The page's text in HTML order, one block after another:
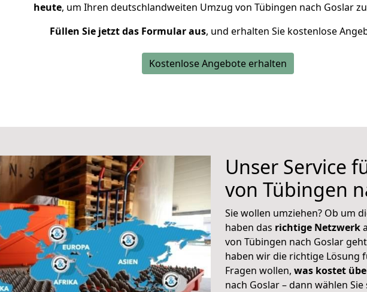
heute, um Ihren deutschlandweiten Umzug von Tübingen nach Goslar
Füllen Sie jetzt das Formular aus, und erhalten Sie kostenlose
Kostenlose Angebote erhalten
Unser Service
von Tübingen
Sie wollen umziehen? Ob um
haben das richtige Netzwerk
von Tübingen nach Goslar
haben wir die richtige Lösung
Fragen wollen, was kostet
nach Goslar – dann wählen